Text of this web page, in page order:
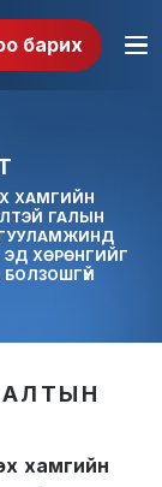
барих
ХАМГИЙН
ГАЛЫН
ХӨРӨНГИЙГ
хамгийн